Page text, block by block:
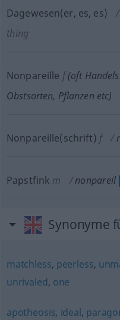
Dagewesen(er, es, es)
thing
Nonpareille f(oft
Obstsorten, Pflanzen etc)
Nonpareille(schrift) f
Papstfink m nonpareil
Synonyme
matchless, peerless,
unrivaled, one
apotheosis, ideal,